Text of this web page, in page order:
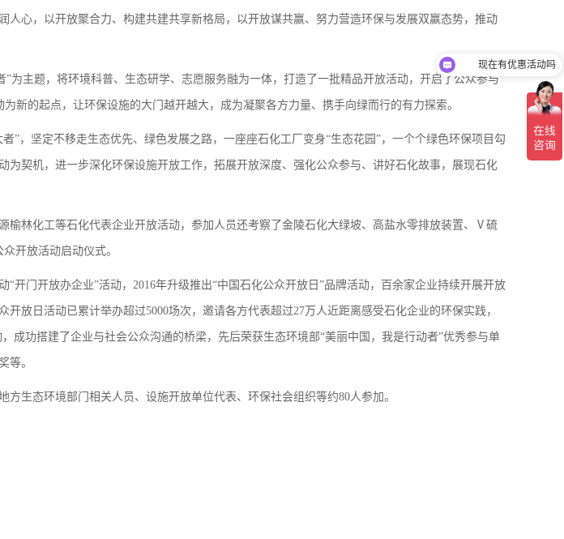
心，以开放聚合力、构建共建共享新格局，以开放谋共赢、努力营造环保与发展双赢态势，推动
主题，将环境科普、生态研学、志愿服务融为一体，打造了一批精品开放活动，开启了公众参与
新的起点，让环保设施的大门越开越大，成为凝聚各方力量、携手向绿而行的有力探索。
”，坚定不移走生态优先、绿色发展之路，一座座石化工厂变身“生态花园”，一个个绿色环保项目勾
契机，进一步深化环保设施开放工作，拓展开放深度、强化公众参与、讲好石化故事，展现石化
林化工等石化代表企业开放活动，参加人员还考察了金陵石化大绿坡、高盐水零排放装置、Ⅴ硫
开放活动启动仪式。
开门开放办企业”活动，2016年升级推出“中国石化公众开放日”品牌活动，百余家企业持续开展开放
放日活动已累计举办超过5000场次，邀请各方代表超过27万人近距离感受石化企业的环保实践，
成功搭建了企业与社会公众沟通的桥梁，先后荣获生态环境部“美丽中国，我是行动者”优秀参与单
等。
生态环境部门相关人员、设施开放单位代表、环保社会组织等约80人参加。
现在有优惠活动吗